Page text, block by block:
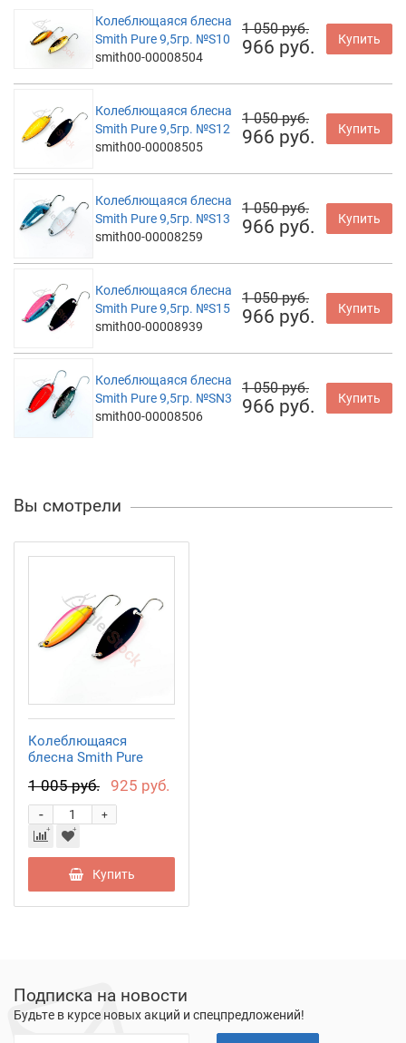
Колеблющаяся блесна
Smith Pure 9,5гр. №S10
smith00-00008504
1 050 руб.
966 руб. Купить
Колеблющаяся блесна
Smith Pure 9,5гр. №S12
smith00-00008505
1 050 руб.
966 руб. Купить
Колеблющаяся блесна
Smith Pure 9,5гр. №S13
smith00-00008259
1 050 руб.
966 руб. Купить
Колеблющаяся блесна
Smith Pure 9,5гр. №S15
smith00-00008939
1 050 руб.
966 руб. Купить
Колеблющаяся блесна
Smith Pure 9,5гр. №SN3
smith00-00008506
1 050 руб.
966 руб. Купить
Вы смотрели
Колеблющаяся
блесна Smith Pure
1 005 руб. 925 руб.
+
-
Купить
Подписка на новости
Будьте в курсе новых акций и спецпредложений!